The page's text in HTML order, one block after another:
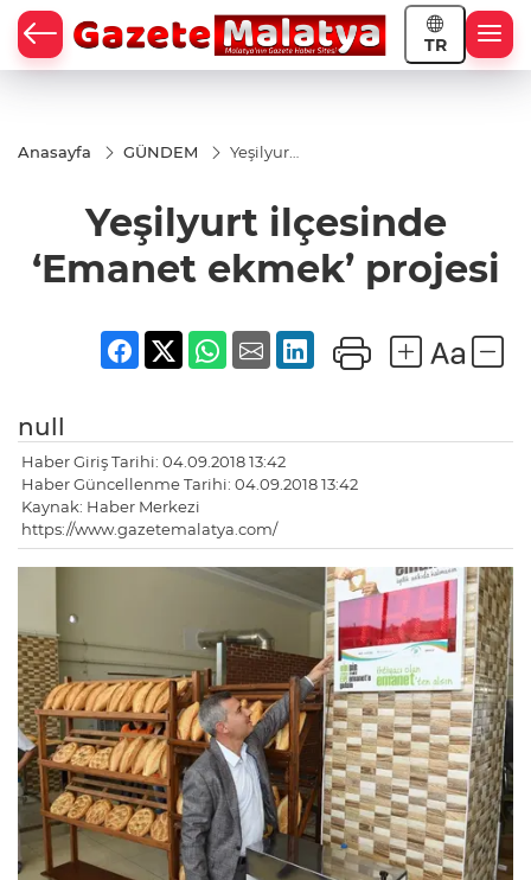
TR
Anasayfa GÜNDEM
Yeşilyurt
ekmek’
projesi
Yeşilyurt ilçesinde
‘Emanet ekmek’ projesi
null
Haber Giriş Tarihi: 04.09.2018 13:42
Haber Güncellenme Tarihi: 04.09.2018 13:42
Kaynak: Haber Merkezi
https://www.gazetemalatya.com/